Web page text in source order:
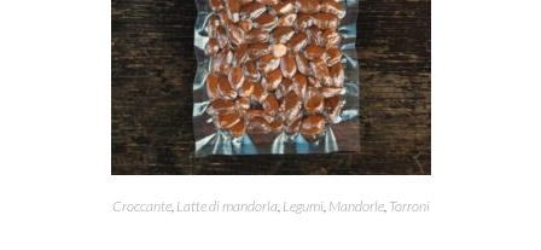
Croccante, Latte di mandorla, Legumi, Mandorle, Torroni